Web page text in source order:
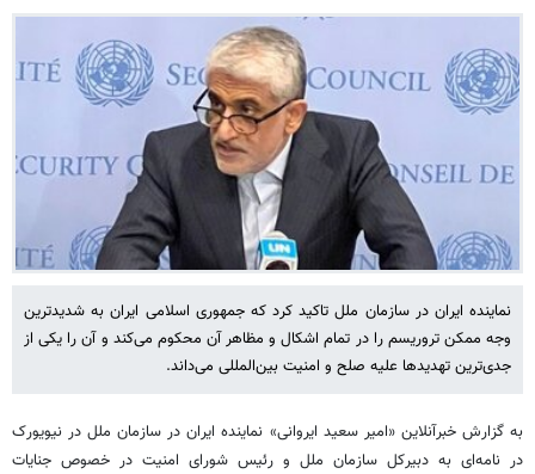
نماینده ایران در سازمان ملل تاکید کرد که جمهوری اسلامی ایران به شدیدترین
وجه ممکن تروریسم را در تمام اشکال و مظاهر آن محکوم می‌کند و آن را یکی از
جدی‌ترین تهدیدها علیه صلح و امنیت بین‌المللی می‌داند.
به گزارش خبرآنلاین «امیر سعید ایروانی» نماینده ایران در سازمان ملل در نیویورک
در نامه‌ای به دبیرکل سازمان ملل و رئیس شورای امنیت در خصوص جنایات